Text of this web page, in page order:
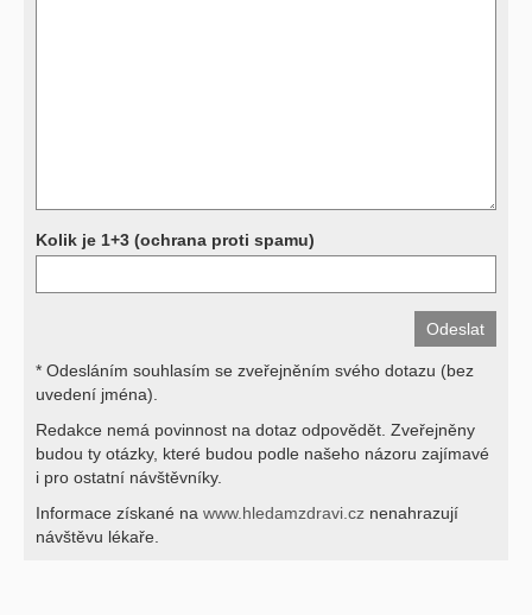
Kolik je 1+3 (ochrana proti spamu)
* Odesláním souhlasím se zveřejněním svého dotazu (bez
uvedení jména).
Redakce nemá povinnost na dotaz odpovědět. Zveřejněny
budou ty otázky, které budou podle našeho názoru zajímavé
i pro ostatní návštěvníky.
Informace získané na www.hledamzdravi.cz nenahrazují
návštěvu lékaře.